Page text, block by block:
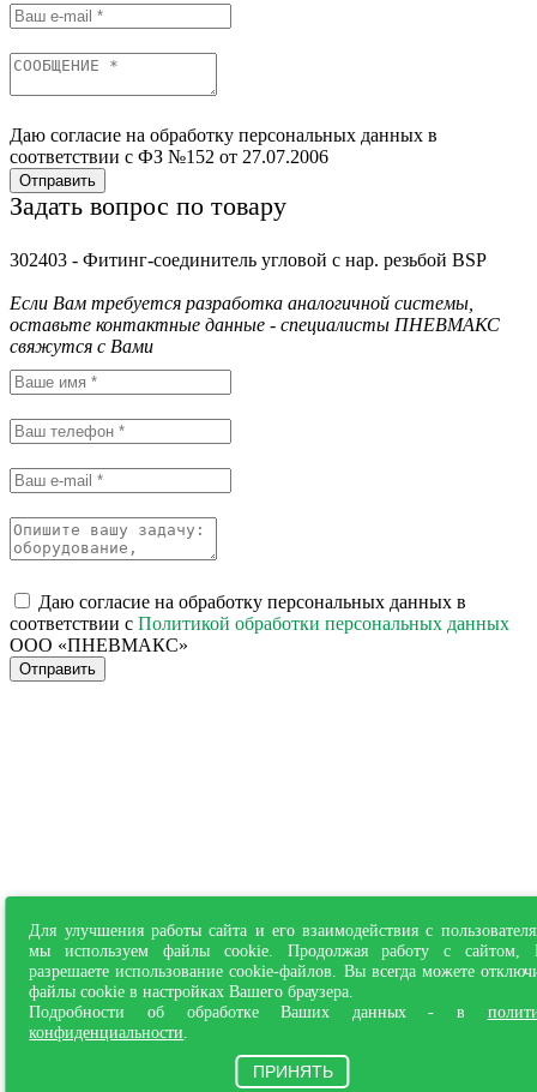
Для улучшения работы сайта и его взаимодействия с
мы используем файлы cookie. Продолжая работу с сайтом,
разрешаете использование cookie-файлов. Вы всегда можете
файлы cookie в настройках Вашего браузера.
Подробности об обработке Ваших данных - в
конфиденциальности
ПРИНЯТЬ
Даю согласие на обработку персональных данных в
соответствии с ФЗ №152 от 27.07.2006
Отправить
Задать вопрос по товару
302403 - Фитинг-соединитель угловой с нар. резьбой BSP
Если Вам требуется разработка аналогичной системы,
оставьте контактные данные - специалисты ПНЕВМАКС
свяжутся с Вами
Даю согласие на обработку персональных данных в
соответствии с Политикой обработки персональных данных
ООО «ПНЕВМАКС»
Отправить